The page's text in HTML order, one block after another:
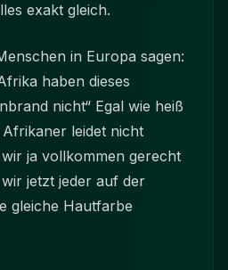
exakt gleich.
in Europa sagen:
haben dieses
nicht“ Egal wie heiß
leidet nicht
ja vollkommen gerecht
jetzt jeder auf der
gleiche Hautfarbe